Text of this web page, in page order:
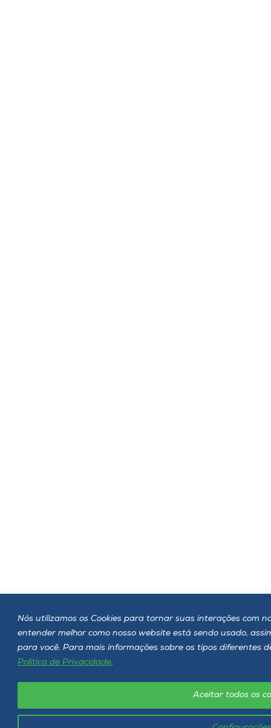
Nós utilizamos os Cookies para tornar suas interações com
entender melhor como nosso website está sendo usado,
para você. Para mais informações sobre os tipos diferentes
Política de Privacidade.
Aceitar todos os